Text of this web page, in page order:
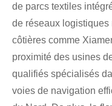
de parcs textiles
de réseaux
côtières comme
proximité des usines
qualifiés spécialisés
voies de navigation